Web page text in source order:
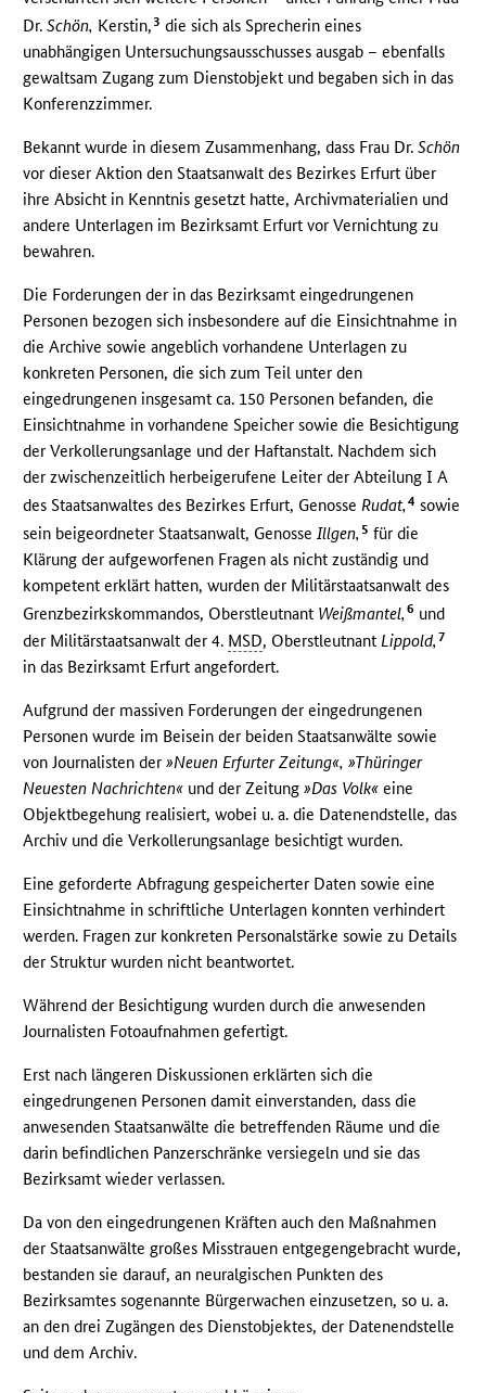
Dr.Schön, Kerstin,3 die sich als Sprecherin eines
unabhängigen Untersuchungsausschusses ausgab – ebenfalls
gewaltsam Zugang zum Dienstobjekt und begaben sich in das
Konferenzzimmer.
Bekannt wurde in diesem Zusammenhang, dass Frau Dr.Schön
vor dieser Aktion den Staatsanwalt des Bezirkes Erfurt über
ihre Absicht in Kenntnis gesetzt hatte, Archivmaterialien und
andere Unterlagen im Bezirksamt Erfurt vor Vernichtung zu
bewahren.
Die Forderungen der in das Bezirksamt eingedrungenen
Personen bezogen sich insbesondere auf die Einsichtnahme in
die Archive sowie angeblich vorhandene Unterlagen zu
konkreten Personen, die sich zum Teil unter den
eingedrungenen insgesamt ca. 150 Personen befanden, die
Einsichtnahme in vorhandene Speicher sowie die Besichtigung
der Verkollerungsanlage und der Haftanstalt. Nachdem sich
der zwischenzeitlich herbeigerufene Leiter der Abteilung I A
des Staatsanwaltes des Bezirkes Erfurt, Genosse Rudat, 4 sowie
sein beigeordneter Staatsanwalt, Genosse Illgen, 5 für die
Klärung der aufgeworfenen Fragen als nicht zuständig und
kompetent erklärt hatten, wurden der Militärstaatsanwalt des
Grenzbezirkskommandos, Oberstleutnant Weißmantel, 6 und
der Militärstaatsanwalt der 4. MSD, OberstleutnantLippold,7
in das Bezirksamt Erfurt angefordert.
Aufgrund der massiven Forderungen der eingedrungenen
Personen wurde im Beisein der beiden Staatsanwälte sowie
von Journalisten der»Neuen Erfurter Zeitung«, »Thüringer
Neuesten Nachrichten« und der Zeitung»Das Volk« eine
Objektbegehung realisiert, wobei u. a. die Datenendstelle, das
Archiv und die Verkollerungsanlage besichtigt wurden.
Eine geforderte Abfragung gespeicherter Daten sowie eine
Einsichtnahme in schriftliche Unterlagen konnten verhindert
werden. Fragen zur konkreten Personalstärke sowie zu Details
der Struktur wurden nicht beantwortet.
Während der Besichtigung wurden durch die anwesenden
Journalisten Fotoaufnahmen gefertigt.
Erst nach längeren Diskussionen erklärten sich die
eingedrungenen Personen damit einverstanden, dass die
anwesenden Staatsanwälte die betreffenden Räume und die
darin befindlichen Panzerschränke versiegeln und sie das
Bezirksamt wieder verlassen.
Da von den eingedrungenen Kräften auch den Maßnahmen
der Staatsanwälte großes Misstrauen entgegengebracht wurde,
bestanden sie darauf, an neuralgischen Punkten des
Bezirksamtes sogenannte Bürgerwachen einzusetzen, so u. a.
an den drei Zugängen des Dienstobjektes, der Datenendstelle
und dem Archiv.